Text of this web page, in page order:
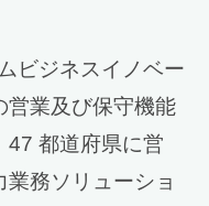
ビジネスイノベー
営業及び保守機能
47 都道府県に営
務ソリューショ